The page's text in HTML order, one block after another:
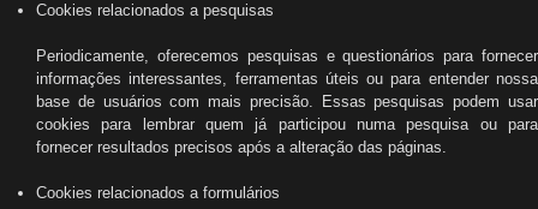
Cookies relacionados a pesquisas
Periodicamente, oferecemos pesquisas e questionários para fornecer
informações interessantes, ferramentas úteis ou para entender nossa
base de usuários com mais precisão. Essas pesquisas podem usar
cookies para lembrar quem já participou numa pesquisa ou para
fornecer resultados precisos após a alteração das páginas.
Cookies relacionados a formulários